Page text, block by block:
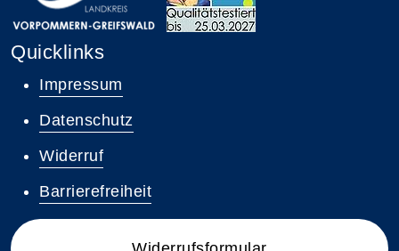
Quicklinks
Impressum
Datenschutz
Widerruf
Barrierefreiheit